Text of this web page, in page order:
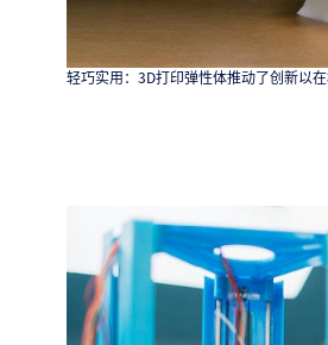
轻巧实用：3D打印弹性体推动了创新以